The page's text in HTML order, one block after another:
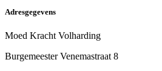
Adresgegevens
Moed Kracht Volharding
Burgemeester Venemastraat 8